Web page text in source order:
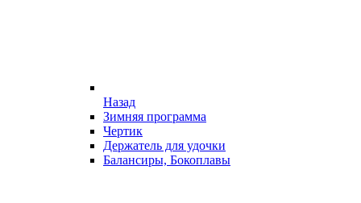
Назад
Зимняя программа
Чертик
Держатель для удочки
Балансиры, Бокоплавы